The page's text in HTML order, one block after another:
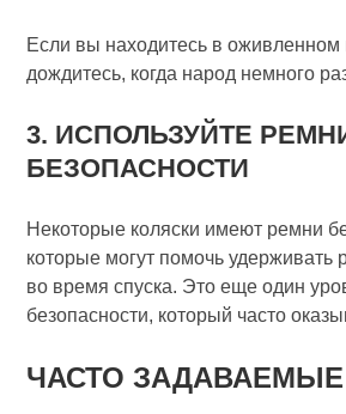
Если вы находитесь в оживленном
дождитесь, когда народ немного
3. ИСПОЛЬЗУЙТЕ
БЕЗОПАСНОСТИ
Некоторые коляски имеют ремни
которые могут помочь удерживать
во время спуска. Это еще один
безопасности, который часто
ЧАСТО